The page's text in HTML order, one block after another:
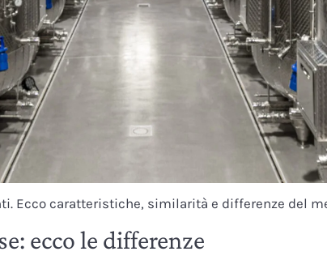
Ecco caratteristiche, similarità e differenze del
ecco le differenze